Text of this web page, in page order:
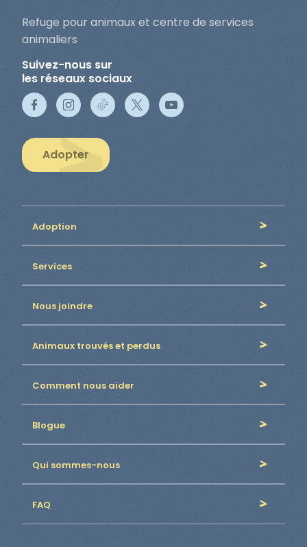
Refuge pour animaux et centre de services
animaliers
Suivez-nous sur
les réseaux sociaux
Adopter
Adoption
Services
Nous joindre
Animaux trouvés et perdus
Comment nous aider
Blogue
Qui sommes-nous
FAQ